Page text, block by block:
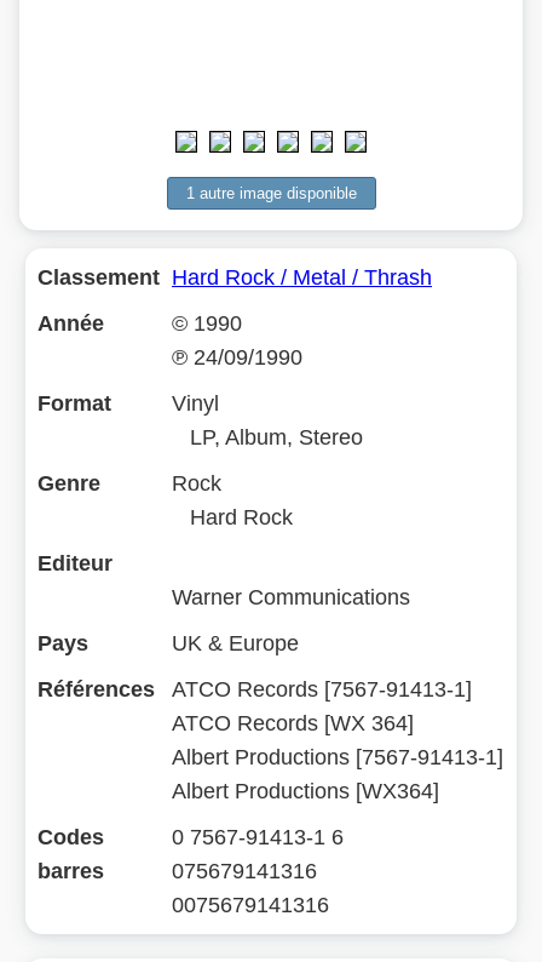
1 autre image disponible
Classement Hard Rock / Metal / Thrash
Année
© 1990
℗ 24/09/1990
Format
Vinyl
LP, Album, Stereo
Genre
Rock
Hard Rock
Editeur
Warner Communications
Pays
UK & Europe
Références
ATCO Records [7567-91413-1]
ATCO Records [WX 364]
Albert Productions [7567-91413-1]
Albert Productions [WX364]
Codes
barres
0 7567-91413-1 6
075679141316
0075679141316